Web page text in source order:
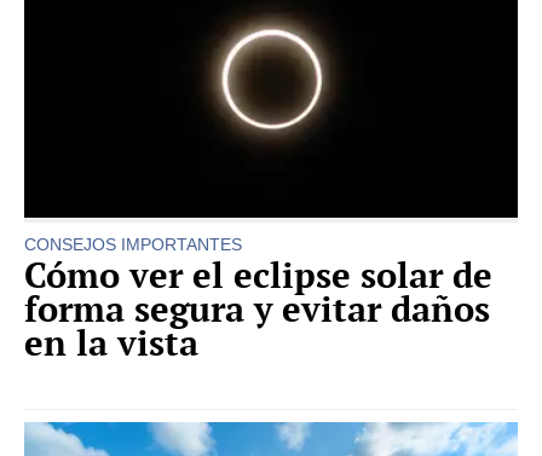
CONSEJOS IMPORTANTES
Cómo ver el eclipse solar de
forma segura y evitar daños
en la vista